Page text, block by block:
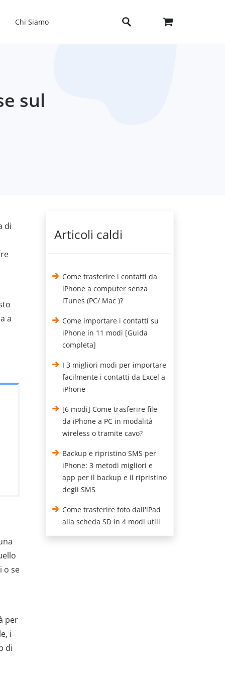
Chi Siamo
sul
di
a
o se
per
i
di
Articoli caldi
Come trasferire i contatti da
iPhone a computer senza
iTunes (PC/ Mac )?
Come importare i contatti su
iPhone in 11 modi [Guida
completa]
I 3 migliori modi per importare
facilmente i contatti da Excel a
iPhone
[6 modi] Come trasferire file
da iPhone a PC in modalità
wireless o tramite cavo?
Backup e ripristino SMS per
iPhone: 3 metodi migliori e
app per il backup e il ripristino
degli SMS
Come trasferire foto dall'iPad
alla scheda SD in 4 modi utili